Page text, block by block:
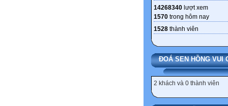
14268340 lượt xem
1570 trong hôm nay
1528 thành viên
ĐOÁ SEN HỒNG VUI
2 khách và 0 thành viên